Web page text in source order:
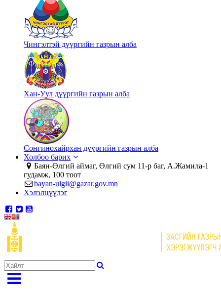
Чингэлтэй дүүргийн газрын алба
Хан-Уул дүүргийн газрын алба
Сонгинохайрхан дүүргийн газрын алба
Холбоо барих
Баян-Өлгий аймаг, Өлгий сум 11-р баг, А.Жамила-1
гудамж, 100 тоот
bayan-ulgii@gazar.gov.mn
Хэлэлцүүлэг